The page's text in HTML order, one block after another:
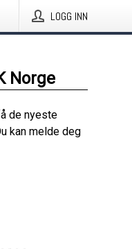
LOGG INN
Norge
de nyeste
kan melde deg